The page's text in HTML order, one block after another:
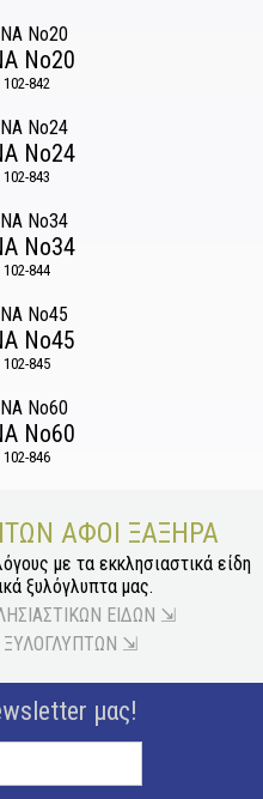
Νο20
842
Νο24
843
Νο34
844
Νο45
845
Νο60
846
ΑΦΟΙ ΞΑΞΗΡΑ
με τα εκκλησιαστικά είδη
ξυλόγλυπτα μας.
ΕΙΔΩΝ ⇲
⇲
μας!